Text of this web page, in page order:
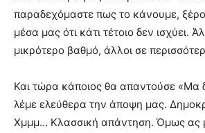
παραδεχόμαστε πως το κάνουμε,
μέσα μας ότι κάτι τέτοιο δεν ισχύει.
μικρότερο βαθμό, άλλοι σε
Και τώρα κάποιος θα απαντούσε «Μα
λέμε ελεύθερα την άποψη μας.
Χμμμ… Κλασσική απάντηση. Όμως ας